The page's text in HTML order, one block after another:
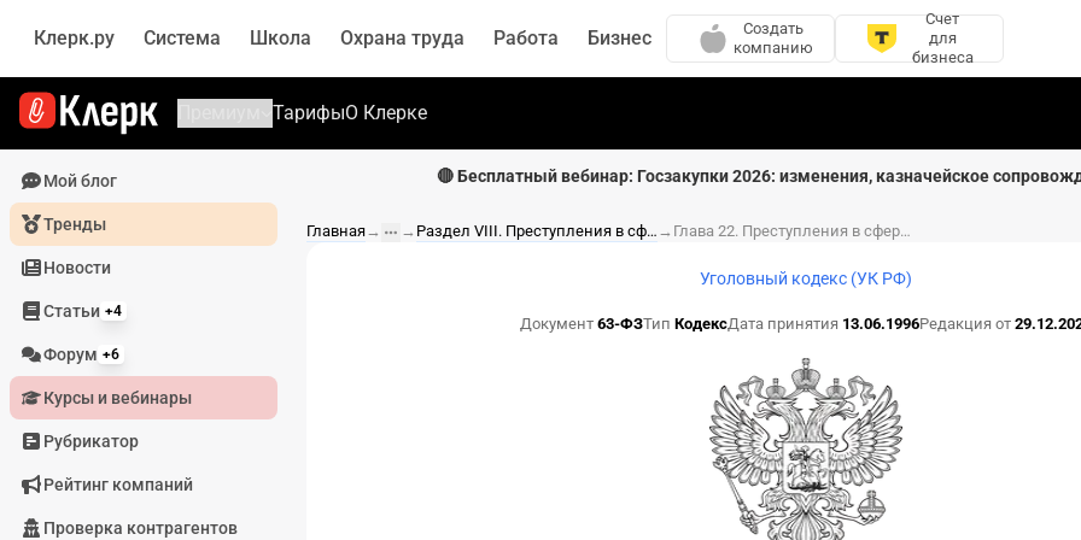
Клерк.ру Система Школа Охрана труда Работа Бизнес
Создать
компанию
Счет
для
бизнеса
ТарифыО Клерке
Мой блог
Тренды
Новости
Статьи +4
Форум +6
Курсы и вебинары
Рубрикатор
Рейтинг компаний
Проверка контрагентов
🔴 Бесплатный вебинар: Госзакупки 2026: изменения, казначейское
Главная→ → Раздел VIII. Преступления в сфере экономики (ст. 158-204.2) → Глава 22. Преступления в сфере экономической деятельности (ст. 169-200.7)
Уголовный кодекс (УК РФ)
Документ 63-ФЗТип КодексДата принятия 13.06.1996Редакция от